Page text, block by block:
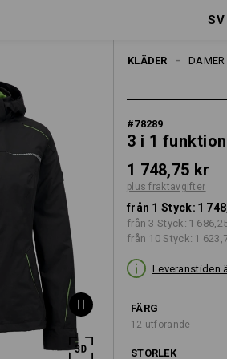
SV
KLÄDER
DAMER
#78289
3 i 1
1 748,75 kr
plus fraktavgifter
från 1 Styck: 1
från 3 Styck: 1
från 10 Styck: 1
Leveranstiden
FÄRG
12 utförande
STORLEK